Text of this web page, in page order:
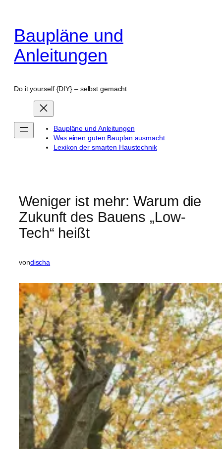
springen
Baupläne und
Anleitungen
Do it yourself {DIY} – selbst gemacht
Baupläne und Anleitungen
Was einen guten Bauplan ausmacht
Lexikon der smarten Haustechnik
Weniger ist mehr: Warum die
Zukunft des Bauens „Low-
Tech“ heißt
vondischa